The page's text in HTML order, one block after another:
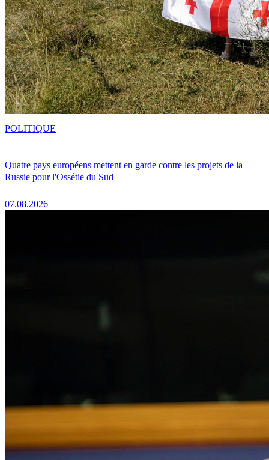
Quatre pays européens mettent en garde contre les projets de la
Russie pour l'Ossétie du Sud
07.08.2026
POLITIQUE